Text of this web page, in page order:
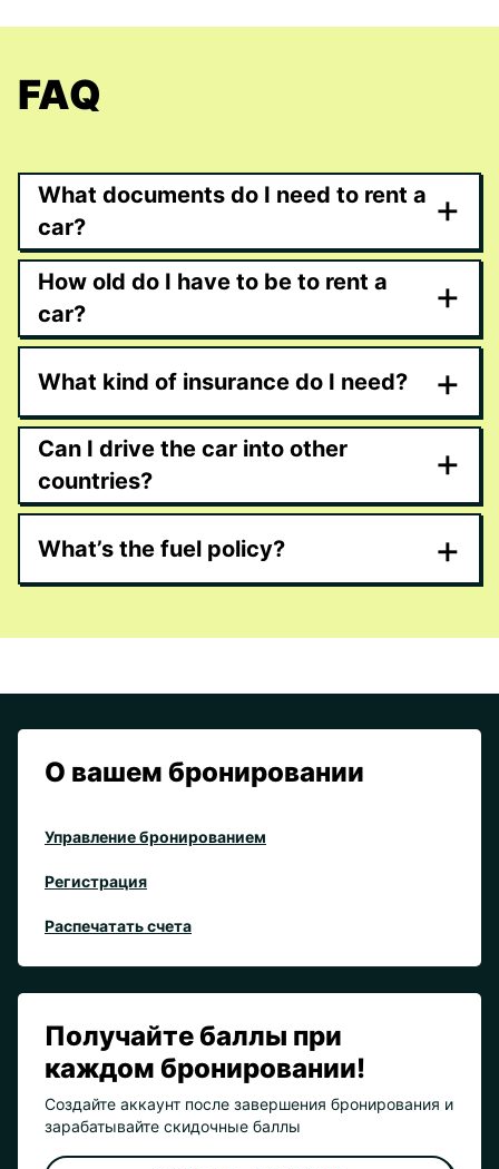
FAQ
What documents do I need to rent a
car?
+
How old do I have to be to rent a
car?
+
What kind of insurance do I need? +
Can I drive the car into other
countries?
+
What’s the fuel policy? +
О вашем бронировании
Управление бронированием
Регистрация
Распечатать счета
Получайте баллы при
каждом бронировании!
Создайте аккаунт после завершения бронирования и
зарабатывайте скидочные баллы